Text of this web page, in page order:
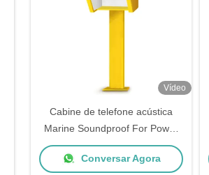
Vídeo
Cabine de telefone acústica
Marine Soundproof For Power
Plant da emergência pública
Conversar Agora